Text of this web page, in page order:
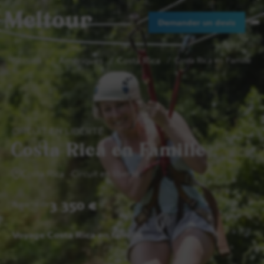
Meltour Demander un devis
Accueil Amériques
Costa Rica en Famille
3 350 €
Voyage Costa Rica en famille